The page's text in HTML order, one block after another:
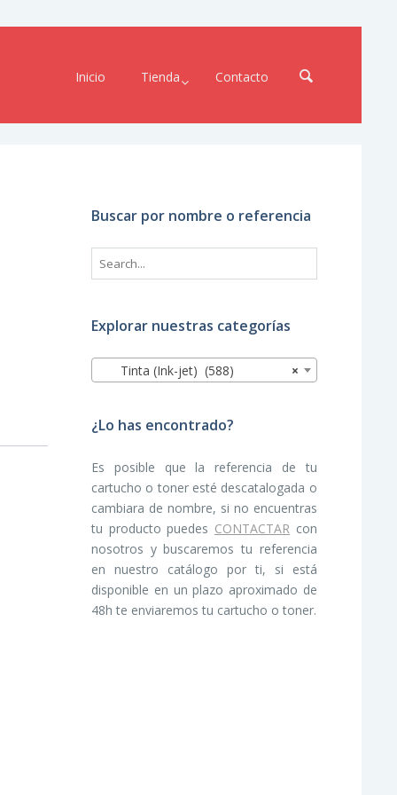
Inicio Tienda Contacto
Buscar por nombre o referencia
Explorar nuestras categorías
×
Tinta (Ink-jet) (588)
¿Lo has encontrado?
Es posible que la referencia de tu
cartucho o toner esté descatalogada o
cambiara de nombre, si no encuentras
tu producto puedes CONTACTAR con
nosotros y buscaremos tu referencia
en nuestro catálogo por ti, si está
disponible en un plazo aproximado de
48h te enviaremos tu cartucho o toner.